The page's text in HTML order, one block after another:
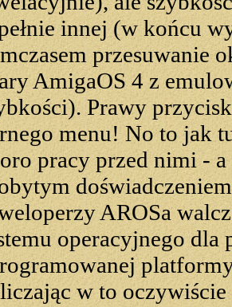
innej (w końcu
przesuwanie
AmigaOS 4 z
Prawy
menu! No to jak
pracy przed nimi -
AROSa
operacyjnego dla
w to